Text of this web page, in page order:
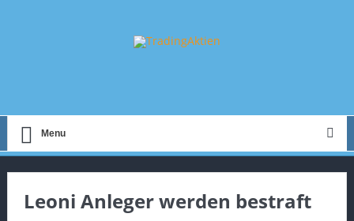
Menu
Leoni Anleger werden bestraft